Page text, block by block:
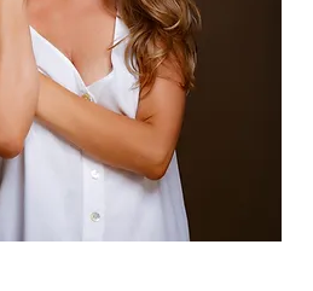
Studio Potraits